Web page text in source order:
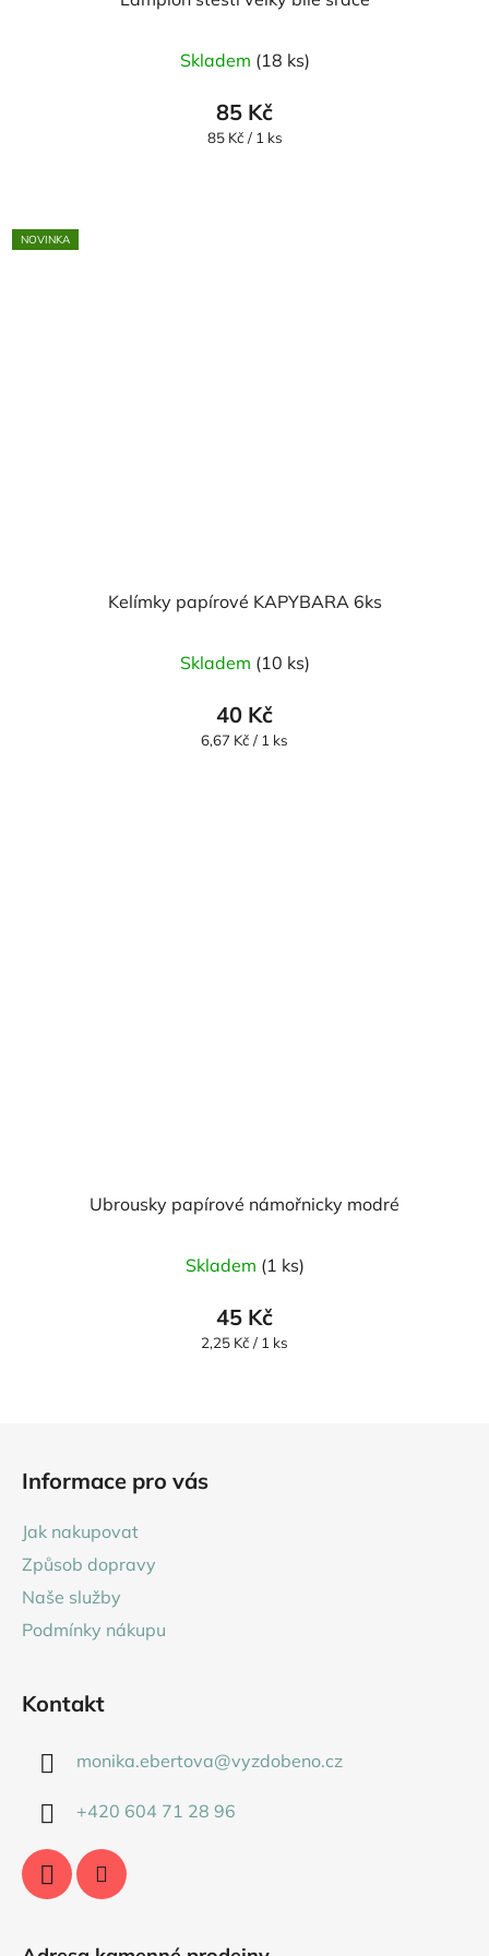
Skladem (18 ks)
85 Kč
Měrná
85 Kč / 1 ks
NOVINKA
Kelímky papírové KAPYBARA 6ks
Skladem (10 ks)
40 Kč
Měrná
6,67 Kč / 1 ks
Ubrousky papírové námořnicky modré
Skladem (1 ks)
45 Kč
Měrná
2,25 Kč / 1 ks
Informace pro vás
Jak nakupovat
Způsob dopravy
Naše služby
Podmínky nákupu
Kontakt
monika.ebertova@vyzdobeno.cz
+420 604 71 28 96